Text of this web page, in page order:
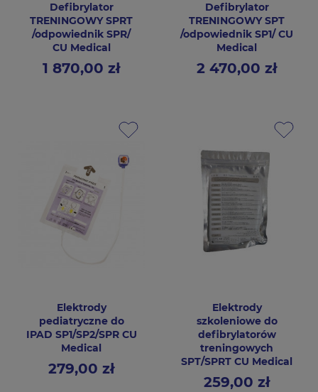
Defibrylator
TRENINGOWY SPRT
/odpowiednik SPR/
CU Medical
Cena1 870,00 zł
Defibrylator
TRENINGOWY SPT
/odpowiednik SP1/ CU
Medical
Cena
2 470,00 zł
Elektrody
pediatryczne do
IPAD SP1/SP2/SPR CU
Medical
Cena279,00 zł
Elektrody
szkoleniowe do
defibrylatorów
treningowych
SPT/SPRT CU Medical
Cena259,00 zł